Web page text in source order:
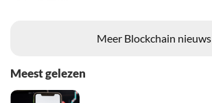
Meer Blockchain nieuws
Meest gelezen